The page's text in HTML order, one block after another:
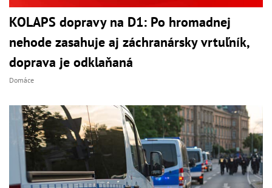
KOLAPS dopravy na D1: Po hromadnej
nehode zasahuje aj záchranársky vrtuľník,
doprava je odklaňaná
Domáce